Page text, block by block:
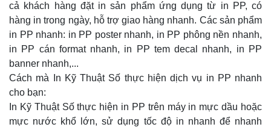
cả khách hàng đặt in sản phẩm ứng dụng từ in PP, có
hàng in trong ngày, hỗ trợ giao hàng nhanh. Các sản phẩm
in PP nhanh: in PP poster nhanh, in PP phông nền nhanh,
in PP cán format nhanh, in PP tem decal nhanh, in PP
banner nhanh,...
Cách mà In Kỹ Thuật Số thực hiện dịch vụ in PP nhanh
cho bạn:
In Kỹ Thuật Số thực hiện in PP trên máy in mực dầu hoặc
mực nước khổ lớn, sử dụng tốc độ in nhanh để nhanh